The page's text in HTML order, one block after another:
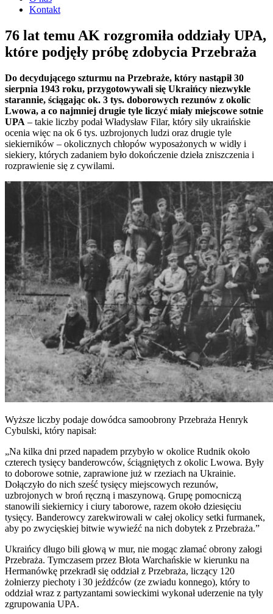
Kontakt
76 lat temu AK rozgromiła oddziały UPA,
które podjęły próbę zdobycia Przebraża
Do decydującego szturmu na Przebraże, który nastąpił 30
sierpnia 1943 roku, przygotowywali się Ukraińcy niezwykle
starannie, ściągając ok. 3 tys. doborowych rezunów z okolic
Lwowa, a co najmniej drugie tyle liczyć miały miejscowe sotnie
UPA – takie liczby podał Władysław Filar, który siły ukraińskie
ocenia więc na ok 6 tys. uzbrojonych ludzi oraz drugie tyle
siekierników – okolicznych chłopów wyposażonych w widły i
siekiery, których zadaniem było dokończenie dzieła zniszczenia i
rozprawienie się z cywilami.
Wyższe liczby podaje dowódca samoobrony Przebraża Henryk
Cybulski, który napisał:
„Na kilka dni przed napadem przybyło w okolice Rudnik około
czterech tysięcy banderowców, ściągniętych z okolic Lwowa. Były
to doborowe sotnie, zaprawione już w rzeziach na Ukrainie.
Dołączyło do nich sześć tysięcy miejscowych rezunów,
uzbrojonych w broń ręczną i maszynową. Grupę pomocniczą
stanowili siekiernicy i ciury taborowe, razem około dziesięciu
tysięcy. Banderowcy zarekwirowali w całej okolicy setki furmanek,
aby po zwycięskiej bitwie wywieźć na nich dobytek z Przebraża.”
Ukraińcy długo bili głową w mur, nie mogąc złamać obrony załogi
Przebraża. Tymczasem przez Błota Warchańskie w kierunku na
Hermanówkę przekradł się oddział z Przebraża, liczący 120
żołnierzy piechoty i 30 jeźdźców (ze zwiadu konnego), który to
oddział wraz z partyzantami sowieckimi wykonał uderzenie na tyły
zgrupowania UPA.